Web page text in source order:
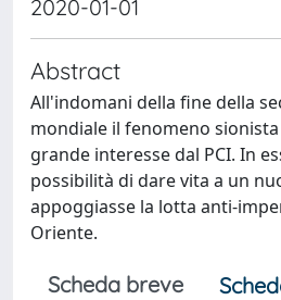
2020-01-01
Abstract
All'indomani della fine della
mondiale il fenomeno
grande interesse dal PCI. In
possibilità di dare vita a un
appoggiasse la lotta anti-
Oriente.
Scheda breve